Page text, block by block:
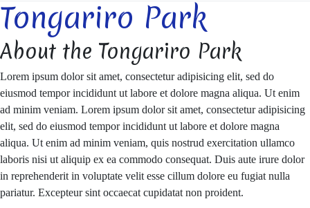
Tongariro Park
About the Tongariro Park
Lorem ipsum dolor sit amet, consectetur adipisicing elit, sed do
eiusmod tempor incididunt ut labore et dolore magna aliqua. Ut enim
ad minim veniam. Lorem ipsum dolor sit amet, consectetur adipisicing
elit, sed do eiusmod tempor incididunt ut labore et dolore magna
aliqua. Ut enim ad minim veniam, quis nostrud exercitation ullamco
laboris nisi ut aliquip ex ea commodo consequat. Duis aute irure dolor
in reprehenderit in voluptate velit esse cillum dolore eu fugiat nulla
pariatur. Excepteur sint occaecat cupidatat non proident.